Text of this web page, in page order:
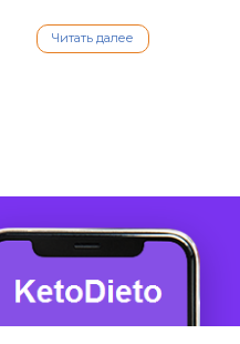
Читать далее